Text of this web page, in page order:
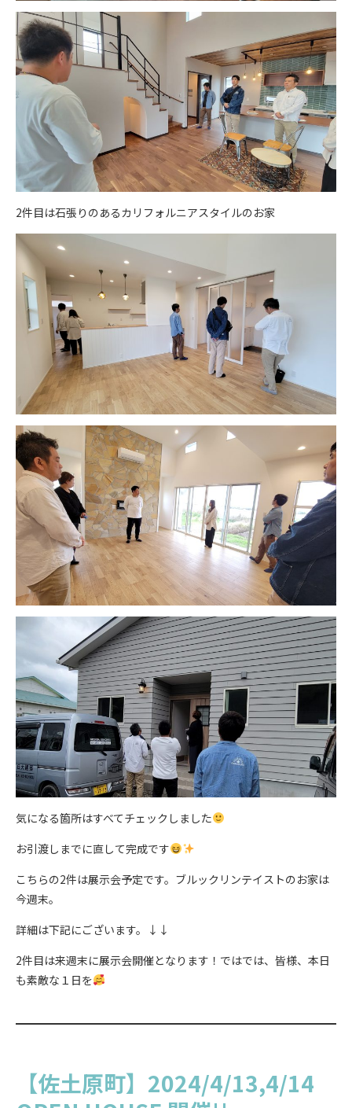
2件目は石張りのあるカリフォルニアスタイルのお家
気になる箇所はすべてチェックしました
お引渡しまでに直して完成です
こちらの2件は展示会予定です。ブルックリンテイストのお家は
今週末。
詳細は下記にございます。↓↓
2件目は来週末に展示会開催となります！ではでは、皆様、本日
も素敵な１日を
【佐土原町】2024/4/13,4/14